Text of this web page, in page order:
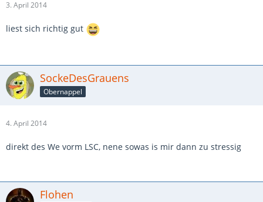
3. April 2014
liest sich richtig gut
SockeDesGrauens
Obernappel
4. April 2014
direkt des We vorm LSC, nene sowas is mir dann zu stressig
Flohen